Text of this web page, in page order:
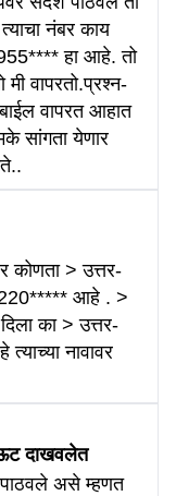
नंबर काय
हा आहे. तो
मी वापरतो.प्रश्न-
वापरत आहात
सांगता येणार
कोणता > उत्तर-
आहे . >
का > उत्तर-
त्याच्या नावावर
दाखवलेत
असे म्हणत